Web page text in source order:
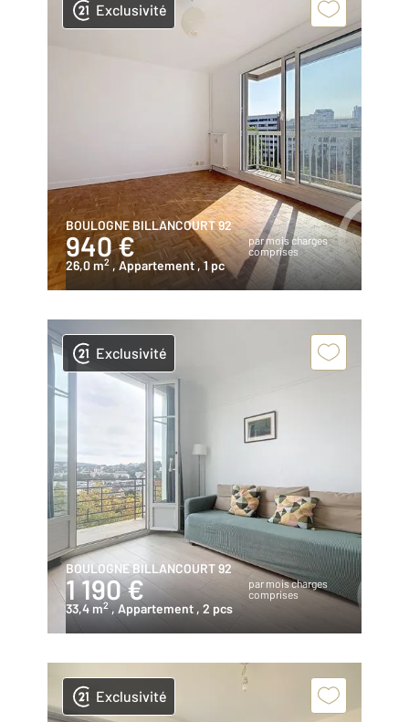
Exclusivité
BOULOGNE BILLANCOURT 92
940 €
par mois charges
comprises
26,0 m2 , Appartement , 1 pc
Exclusivité
BOULOGNE BILLANCOURT 92
1 190 €
par mois charges
comprises
33,4 m2 , Appartement , 2 pcs
Exclusivité